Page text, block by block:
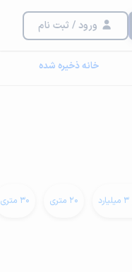
ورود / ثبت نام
خانه ذخیره شده
20 متری 30 متری